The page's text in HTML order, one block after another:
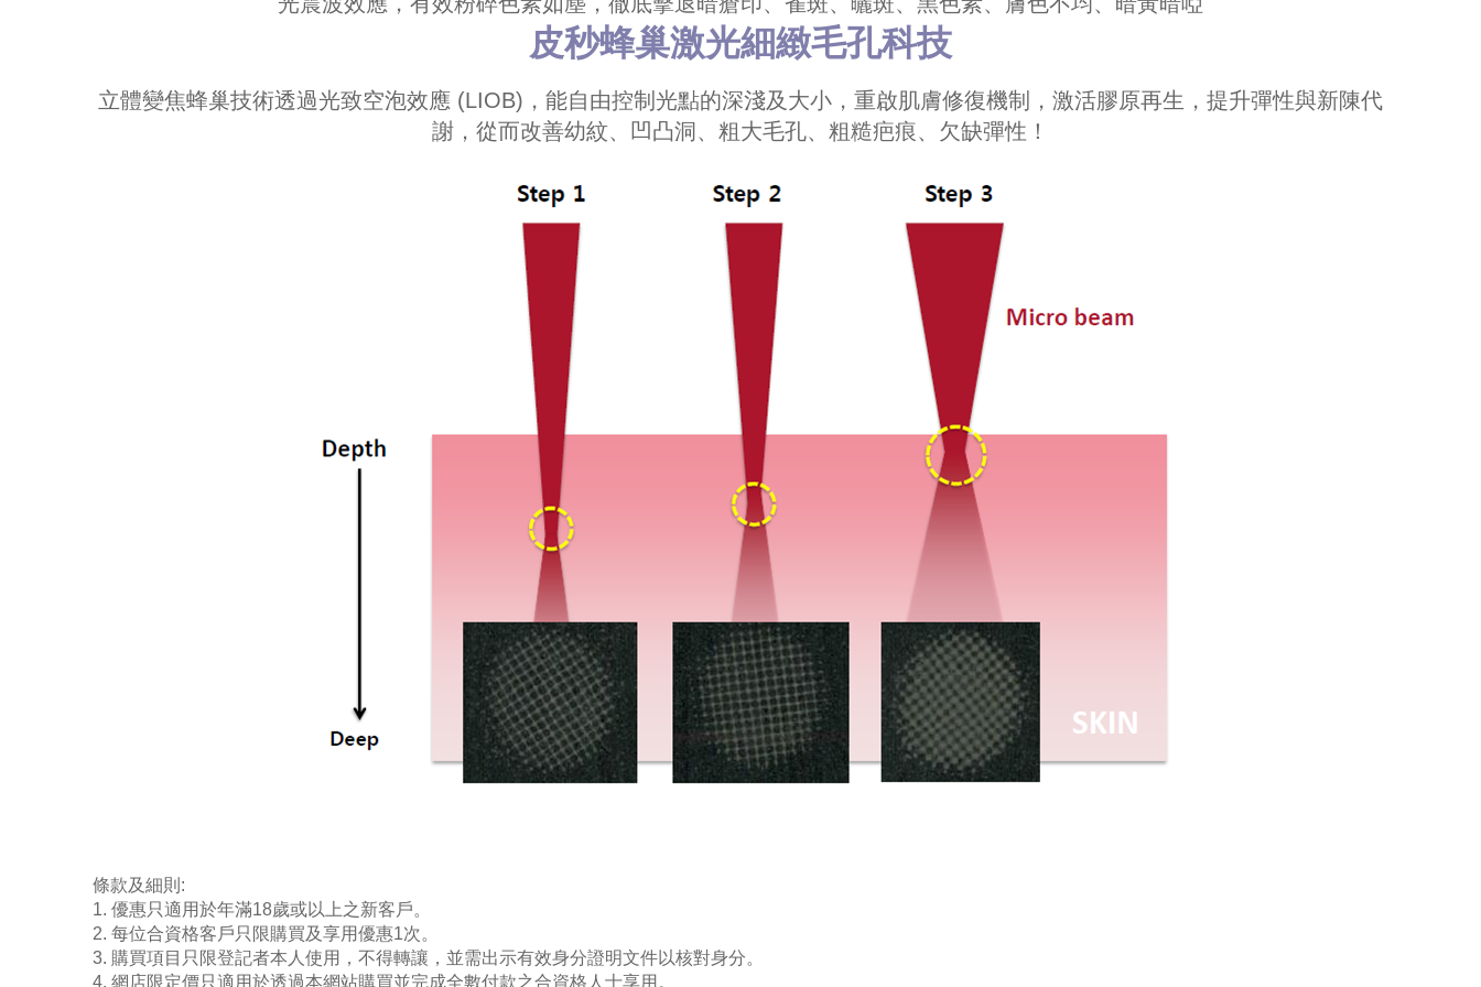
皮秒蜂巢激光細緻毛孔科技
立體變焦蜂巢技術透過光致空泡效應 (LIOB)，能自由控制光點的深淺及大小，重啟肌膚修復機制，激活膠原再生，提升彈性與新陳代
謝， 從而改善幼紋、凹凸洞、粗大毛孔、粗糙疤痕、欠缺彈性！
條款及細則:
1. 優惠只適用於年滿18歲或以上之新客戶。
2. 每位合資格客戶只限購買及享用優惠1次。
3. 購買項目只限登記者本人使用，不得轉讓，並需出示有效身分證明文件以核對身分。
4. 網店限定價只適用於透過本網站購買並完成全數付款之合資格人士享用。